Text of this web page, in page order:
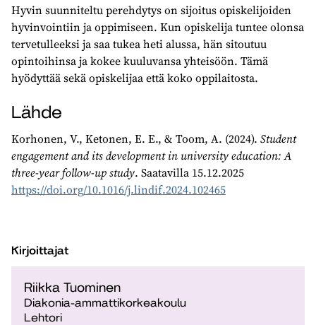
Hyvin suunniteltu perehdytys on sijoitus opiskelijoiden
hyvinvointiin ja oppimiseen. Kun opiskelija tuntee olonsa
tervetulleeksi ja saa tukea heti alussa, hän sitoutuu
opintoihinsa ja kokee kuuluvansa yhteisöön. Tämä
hyödyttää sekä opiskelijaa että koko oppilaitosta.
Lähde
Korhonen, V., Ketonen, E. E., & Toom, A. (2024). Student
engagement and its development in university education: A
three-year follow-up study. Saatavilla 15.12.2025
https://doi.org/10.1016/j.lindif.2024.102465
Kirjoittajat
Riikka Tuominen
Diakonia-ammattikorkeakoulu
Lehtori